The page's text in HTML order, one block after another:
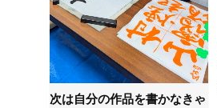
次は自分の作品を書かなきゃ